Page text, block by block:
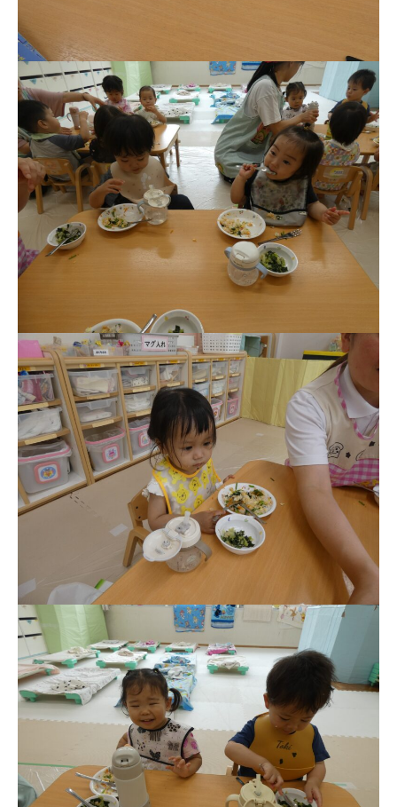
お知らせ
今日の幼稚園
園児募集要項